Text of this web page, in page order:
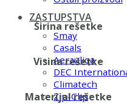
ZASTUPSTVA
Smay
Casals
Aerauliqa
DEC
Climatech
Zip-Clip
Širina rešetke
Visina rešetke
Materijal rešetke